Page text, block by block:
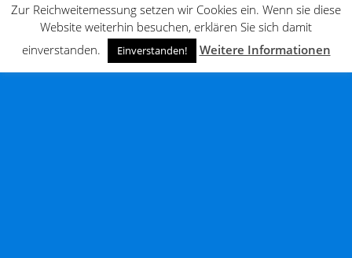
Zur Reichweitemessung setzen wir Cookies ein. Wenn sie diese
Website weiterhin besuchen, erklären Sie sich damit
einverstanden.
Einverstanden! Weitere Informationen